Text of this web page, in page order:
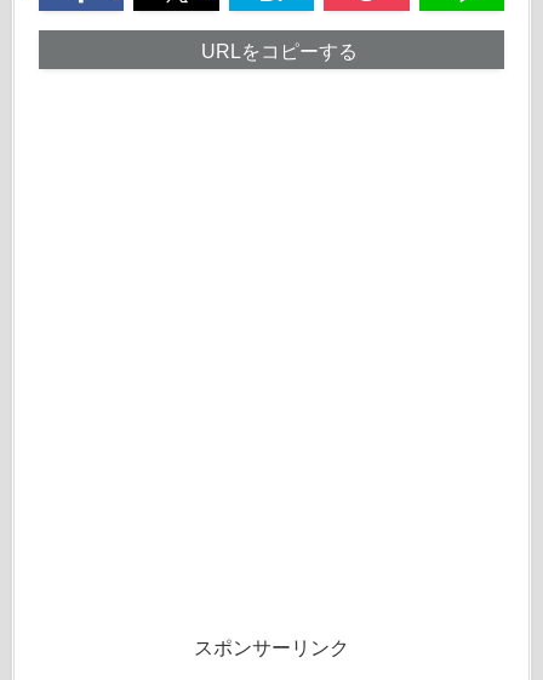
URLをコピーする
スポンサーリンク